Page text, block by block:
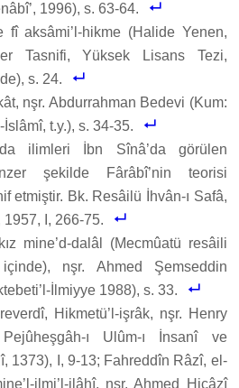
1996), s. 63-64.
aksâmi’l-hikme (Halide Yenen,
Tasnifi, Yüksek Lisans Tezi,
s. 24.
nşr. Abdurrahman Bedevi (Kum:
İslâmî, t.y.), s. 34-35.
ilimleri İbn Sînâ’da görülen
şekilde Fârâbî’nin teorisi
etmiştir. Bk. Resâilü İhvân-ı Safâ,
1957, I, 266-75.
mine’d-dalâl (Mecmûatü resâili
nşr. Ahmed Şemseddin
İlmiyye 1988), s. 33.
Hikmetü’l-işrâk, nşr. Henry
ı Ulûm-ı İnsanî ve
1373), I, 9-13; Fahreddîn Râzî, el-
ilmi’l-ilâhî, nşr. Ahmed Hicâzî